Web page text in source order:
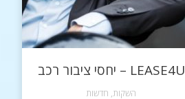
LEASE4U – יחסי ציבור רכב
השקות, חדשות